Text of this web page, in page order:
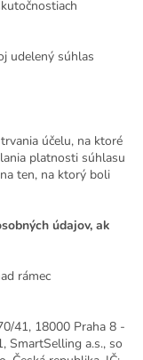
udelený súhlas
účelu, na ktoré
platnosti súhlasu
ten, na ktorý boli
údajov, ak
rámec
41, 18000 Praha 8 -
SmartSelling a.s., so